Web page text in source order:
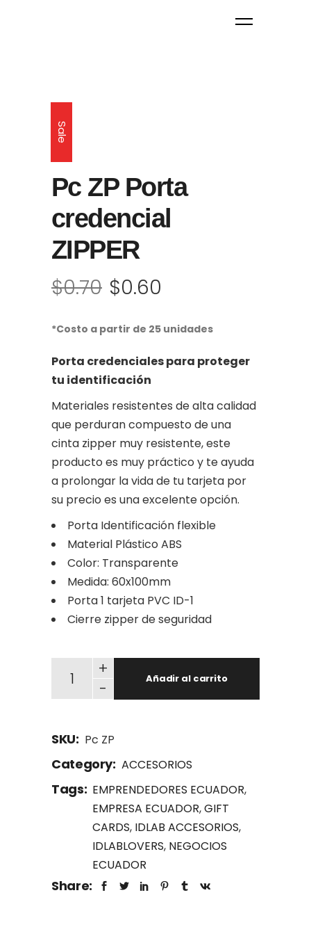
Sale
Pc ZP Porta
credencial
ZIPPER
$0.70
El
original
era:
$0.70.
$0.60
El
actual
es:
$0.60.
*Costo a partir de 25 unidades
Porta credenciales para proteger
tu identificación
Materiales resistentes de alta calidad
que perduran compuesto de una
cinta zipper muy resistente, este
producto es muy práctico y te ayuda
a prolongar la vida de tu tarjeta por
su precio es una excelente opción.
Porta Identificación flexible
Material Plástico ABS
Color: Transparente
Medida: 60x100mm
Porta 1 tarjeta PVC ID-1
Cierre zipper de seguridad
Pc ZP Porta credencial ZIPPER quantity
-
+
Añadir al carrito
SKU: Pc ZP
Category: ACCESORIOS
Tags: EMPRENDEDORES ECUADOR,
EMPRESA ECUADOR,GIFT
CARDS, IDLAB ACCESORIOS,
IDLABLOVERS, NEGOCIOS
ECUADOR
Share: